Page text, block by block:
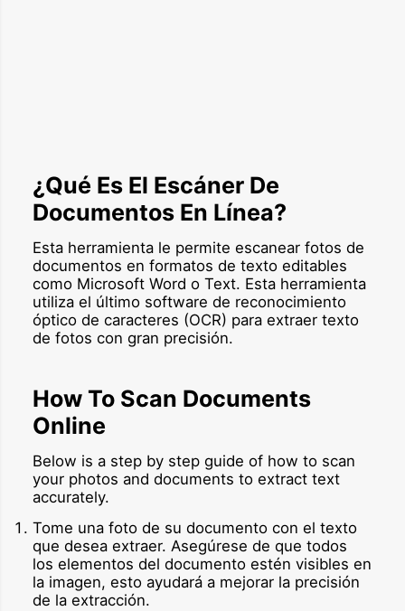
¿Qué Es El Escáner De
Documentos En Línea?
Esta herramienta le permite escanear fotos de
documentos en formatos de texto editables
como Microsoft Word o Text. Esta herramienta
utiliza el último software de reconocimiento
óptico de caracteres (OCR) para extraer texto
de fotos con gran precisión.
How To Scan Documents
Online
Below is a step by step guide of how to scan
your photos and documents to extract text
accurately.
Tome una foto de su documento con el texto
que desea extraer. Asegúrese de que todos
los elementos del documento estén visibles en
la imagen, esto ayudará a mejorar la precisión
de la extracción.